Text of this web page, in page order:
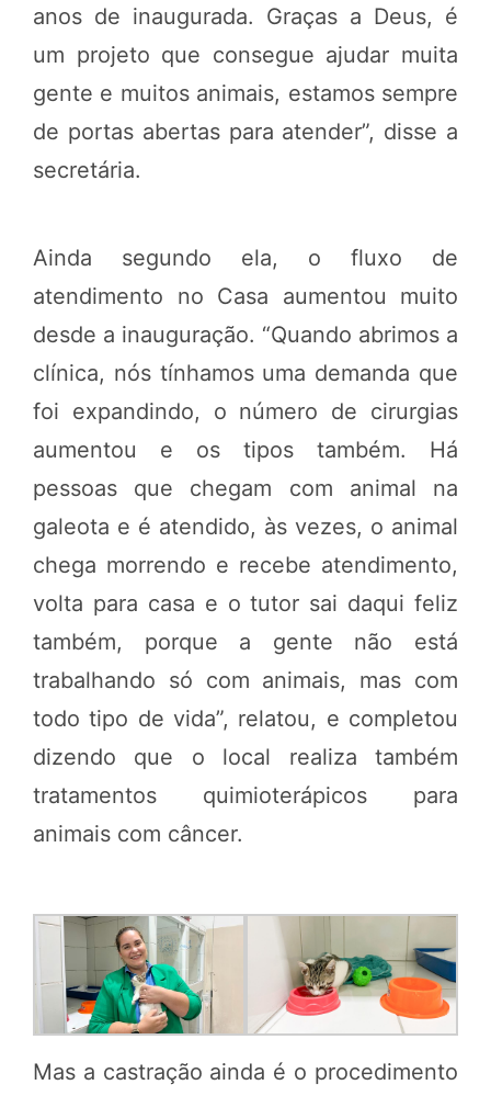
anos de inaugurada. Graças a Deus, é
um projeto que consegue ajudar muita
gente e muitos animais, estamos sempre
de portas abertas para atender”, disse a
secretária.
Ainda segundo ela, o fluxo de
atendimento no Casa aumentou muito
desde a inauguração. “Quando abrimos a
clínica, nós tínhamos uma demanda que
foi expandindo, o número de cirurgias
aumentou e os tipos também. Há
pessoas que chegam com animal na
galeota e é atendido, às vezes, o animal
chega morrendo e recebe atendimento,
volta para casa e o tutor sai daqui feliz
também, porque a gente não está
trabalhando só com animais, mas com
todo tipo de vida”, relatou, e completou
dizendo que o local realiza também
tratamentos quimioterápicos para
animais com câncer.
Mas a castração ainda é o procedimento